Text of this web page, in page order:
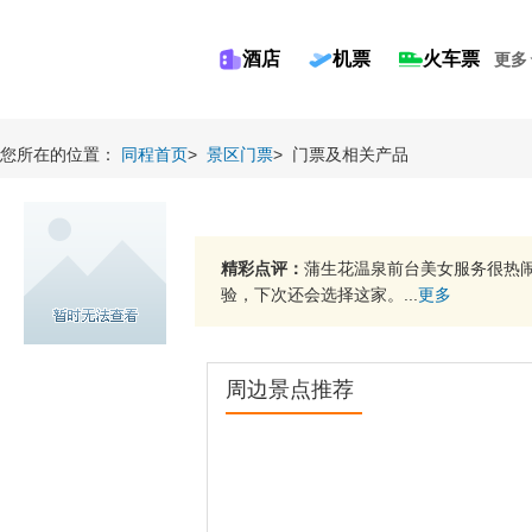
酒店 机票 火车票 更多
您所在的位置： 同程首页> 景区门票> 门票及相关产品
精彩点评： 蒲生花温泉前台美女服务很热
验，下次还会选择这家。... 更多
周边景点推荐